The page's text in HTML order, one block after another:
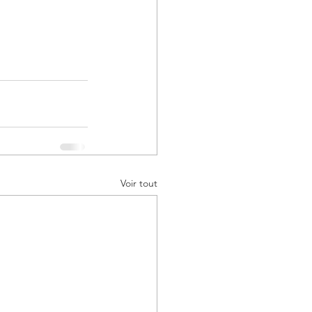
Voir tout